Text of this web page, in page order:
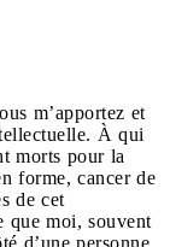
m’apportez et
À qui
morts pour la
forme, cancer de
de cet
que moi, souvent
d’une personne